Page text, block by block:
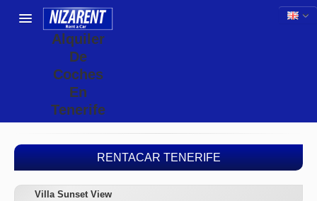
Alquiler
De
Coches
En
Tenerife
RENTACAR TENERIFE
Villa Sunset View